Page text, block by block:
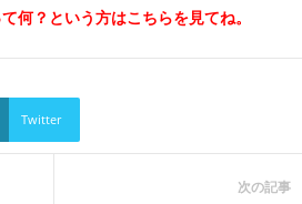
何？という方はこちらを見てね。
Twitter
次の記事